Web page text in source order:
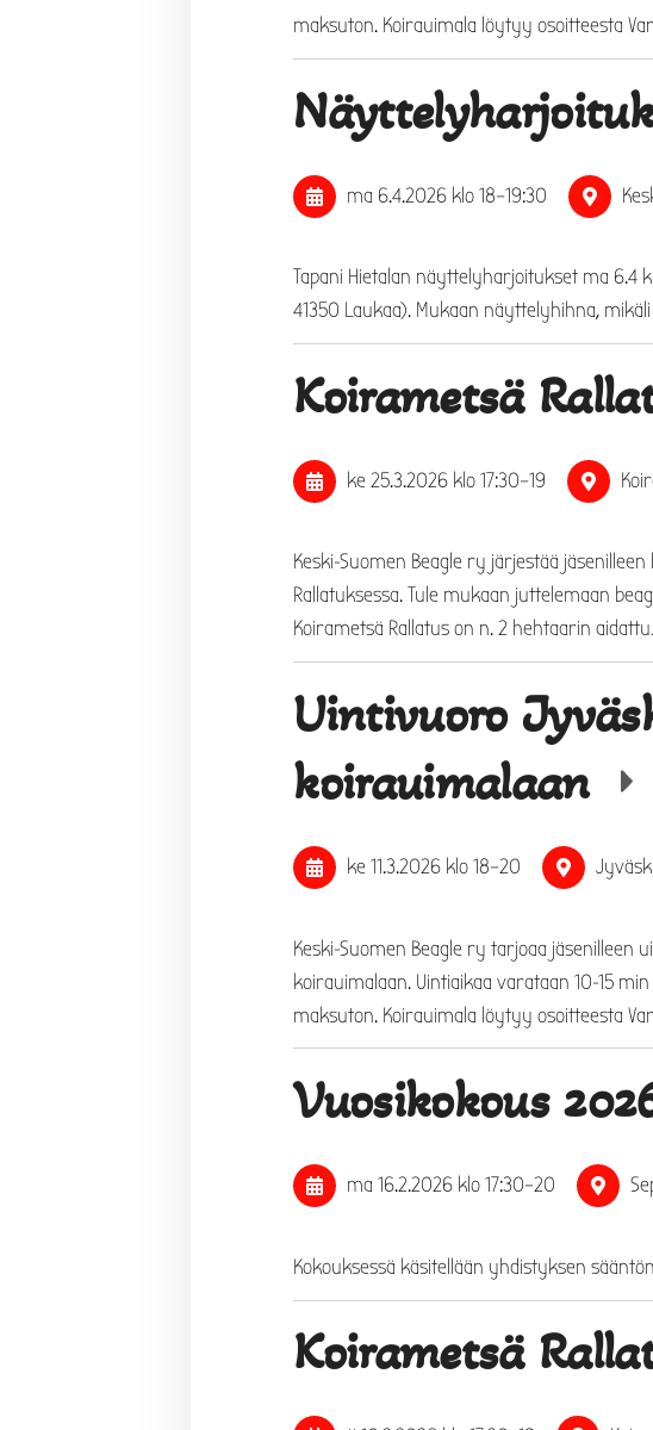
maksuton. Koirauimala löytyy osoitteesta
ma 6.4.2026 klo 18–19:30
Tapani Hietalan näyttelyharjoitukset ma 6.4
41350 Laukaa). Mukaan näyttelyhihna,
Koirametsä
ke 25.3.2026 klo 17:30–19
Keski-Suomen Beagle ry järjestää
Rallatuksessa. Tule mukaan juttelemaan
Koirametsä Rallatus on n. 2 hehtaarin
Uintivuoro
koirauimalaan
ke 11.3.2026 klo 18–20
Keski-Suomen Beagle ry tarjoaa jäsenilleen
koirauimalaan. Uintiaikaa varataan 10-15
maksuton. Koirauimala löytyy osoitteesta
Vuosikokous
ma 16.2.2026 klo 17:30–20
Kokouksessä käsitellään yhdistyksen
Koirametsä